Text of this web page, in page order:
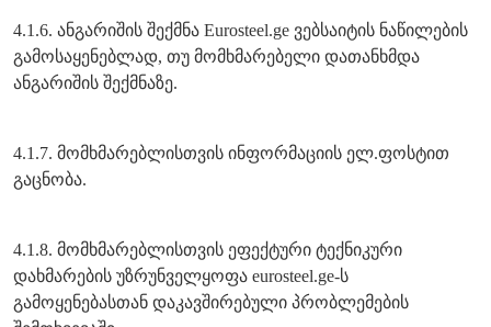
4.1.6. ანგარიშის შექმნა Eurosteel.ge ვებსაიტის ნაწილების
გამოსაყენებლად, თუ მომხმარებელი დათანხმდა
ანგარიშის შექმნაზე.
4.1.7. მომხმარებლისთვის ინფორმაციის ელ.ფოსტით
გაცნობა.
4.1.8. მომხმარებლისთვის ეფექტური ტექნიკური
დახმარების უზრუნველყოფა eurosteel.ge-ს
გამოყენებასთან დაკავშირებული პრობლემების